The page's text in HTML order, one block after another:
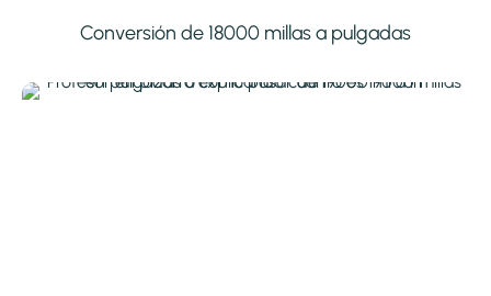
Conversión de 18000 millas a pulgadas